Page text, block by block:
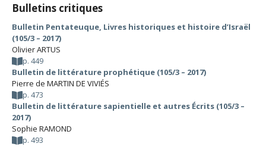
Bulletins critiques
Bulletin Pentateuque, Livres historiques et histoire d’Israël
(105/3 – 2017)
Olivier ARTUS
p. 449
Bulletin de littérature prophétique (105/3 – 2017)
Pierre de MARTIN DE VIVIÉS
p. 473
Bulletin de littérature sapientielle et autres Écrits (105/3 –
2017)
Sophie RAMOND
p. 493